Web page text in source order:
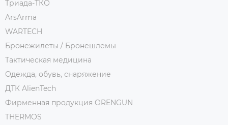
Триада-ТКО
ArsArma
WARTECH
Бронежилеты / Бронешлемы
Тактическая медицина
Одежда, обувь, снаряжение
ДТК AlienTech
Фирменная продукция ORENGUN
THERMOS